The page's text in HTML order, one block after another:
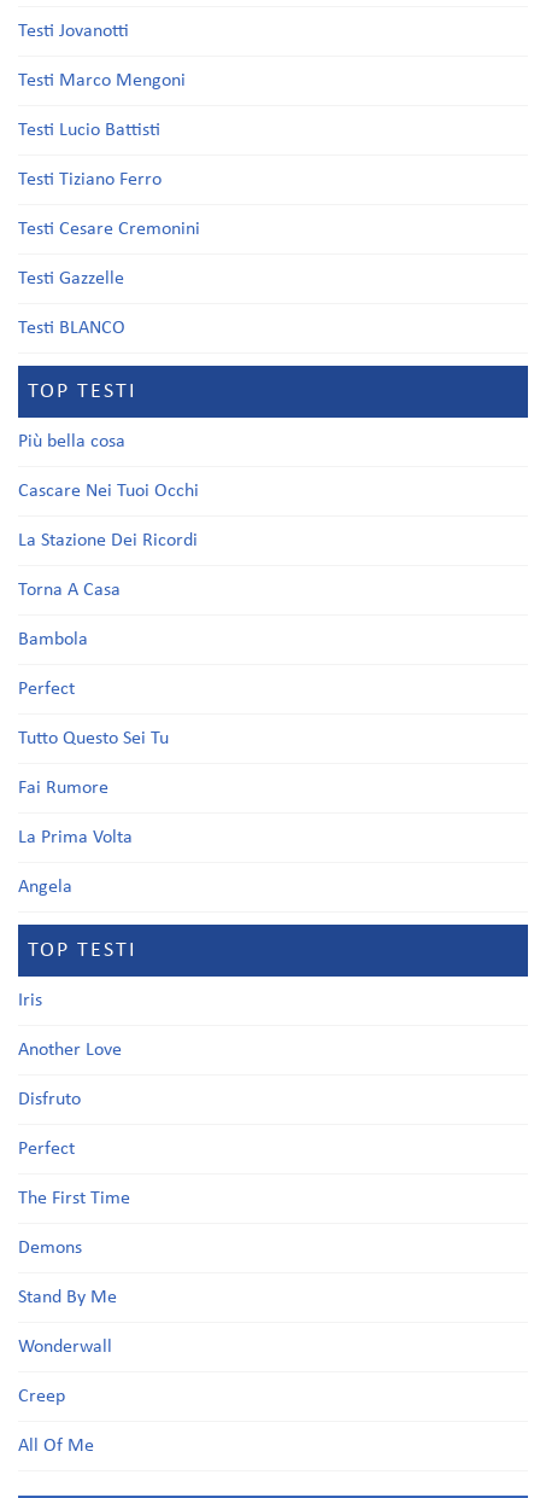
Testi Jovanotti
Testi Marco Mengoni
Testi Lucio Battisti
Testi Tiziano Ferro
Testi Cesare Cremonini
Testi Gazzelle
Testi BLANCO
TOP TESTI
Più bella cosa
Cascare Nei Tuoi Occhi
La Stazione Dei Ricordi
Torna A Casa
Bambola
Perfect
Tutto Questo Sei Tu
Fai Rumore
La Prima Volta
Angela
TOP TESTI
Iris
Another Love
Disfruto
Perfect
The First Time
Demons
Stand By Me
Wonderwall
Creep
All Of Me